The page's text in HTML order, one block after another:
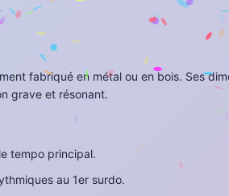
fabriqué en métal ou en bois. Ses
grave et résonant.
tempo principal.
au 1er surdo.